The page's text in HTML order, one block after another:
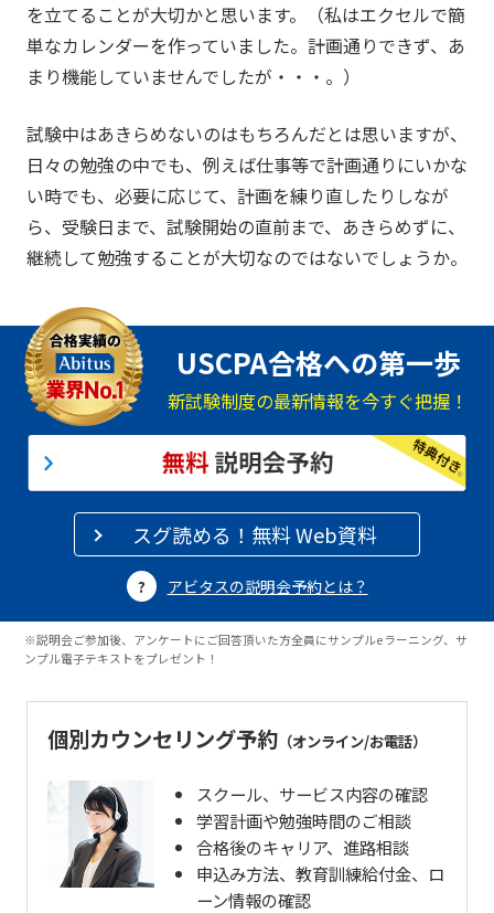
を立てることが大切かと思います。（私はエクセルで簡
単なカレンダーを作っていました。計画通りできず、あ
まり機能していませんでしたが・・・。）
試験中はあきらめないのはもちろんだとは思いますが、
日々の勉強の中でも、例えば仕事等で計画通りにいかな
い時でも、必要に応じて、計画を練り直したりしなが
ら、受験日まで、試験開始の直前まで、あきらめずに、
継続して勉強することが大切なのではないでしょうか。
USCPA合格への第一歩
新試験制度の最新情報を今すぐ把握！
スグ読める！無料 Web資料
アビタスの説明会予約とは？
※説明会ご参加後、アンケートにご回答頂いた方全員にサンプルeラーニング、サ
ンプル電子テキストをプレゼント！
個別カウンセリング予約（オンライン/お電話）
スクール、サービス内容の確認
学習計画や勉強時間のご相談
合格後のキャリア、進路相談
申込み方法、教育訓練給付金、ロ
ーン情報の確認